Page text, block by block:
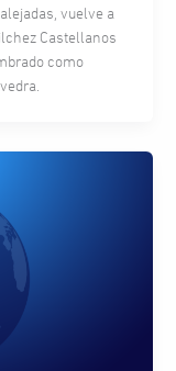
vuelve a
Castellanos
como